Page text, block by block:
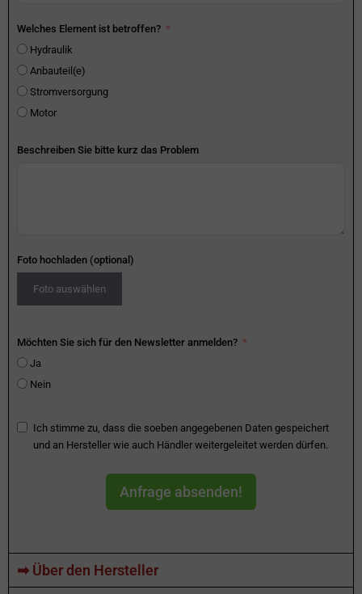
Welches Element ist betroffen?
Hydraulik
Anbauteil(e)
Stromversorgung
Motor
Beschreiben Sie bitte kurz das Problem
Foto hochladen (optional)
Foto auswählen
Möchten Sie sich für den Newsletter anmelden?
Ja
Nein
Ich stimme zu, dass die soeben angegebenen Daten gespeichert
und an Hersteller wie auch Händler weitergeleitet werden dürfen.
Anfrage absenden!
➡ Über den Hersteller